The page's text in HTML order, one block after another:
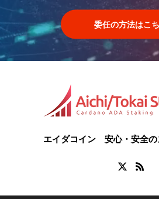
委任の方法はこ
エイダコイン 安心・安全の